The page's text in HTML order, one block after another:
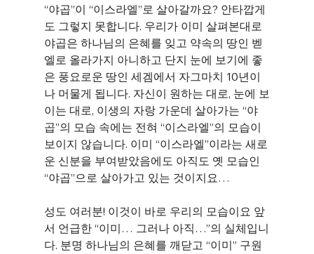
“야곱”이 “이스라엘”로 살아갈까요? 안타깝게
도 그렇지 못합니다. 우리가 이미 살펴본대로
야곱은 하나님의 은혜를 잊고 약속의 땅인 벧
엘로 올라가지 아니하고 단지 눈에 보기에 좋
은 풍요로운 땅인 세겜에서 자그마치 10년이
나 머물게 됩니다. 자신이 원하는 대로, 눈에 보
이는 대로, 이생의 자랑 가운데 살아가는 “야
곱”의 모습 속에는 전혀 “이스라엘”의 모습이
보이지 않습니다. 이미 “이스라엘”이라는 새로
운 신분을 부여받았음에도 아직도 옛 모습인
“야곱”으로 살아가고 있는 것이지요…
성도 여러분! 이것이 바로 우리의 모습이요 앞
서 언급한 “이미… 그러나 아직…”의 실체입니
다. 분명 하나님의 은혜를 깨닫고 “이미” 구원